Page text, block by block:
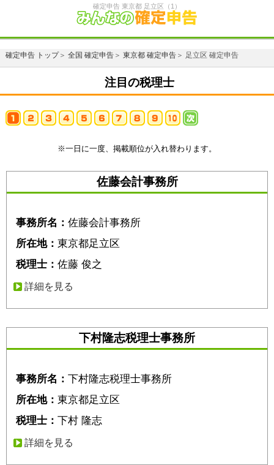
確定申告 東京都 足立区（1）
確定申告 トップ＞ 全国 確定申告＞ 東京都 確定申告＞ 足立区 確定申告
注目の税理士
※一日に一度、掲載順位が入れ替わります。
佐藤会計事務所
事務所名： 佐藤会計事務所
所在地： 東京都足立区
税理士： 佐藤 俊之
詳細を見る
下村隆志税理士事務所
事務所名： 下村隆志税理士事務所
所在地： 東京都足立区
税理士： 下村 隆志
詳細を見る